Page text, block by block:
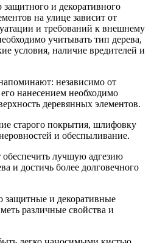
и декоративного
на улице зависит от
и требований к внешнему
учитывать тип дерева,
условия, наличие вредителей и
независимо от
нанесением необходимо
деревянных элементов.
старого покрытия, шлифовку
и обеспыливание.
обеспечить лучшую адгезию
и достичь более долговечного
защитные и декоративные
различные свойства и